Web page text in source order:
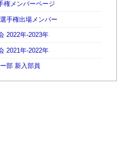
権メンバーページ
手権出場メンバー
2022年-2023年
2021年-2022年
部 新入部員